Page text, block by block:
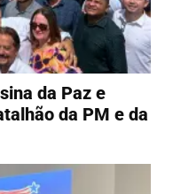
da Paz e
da PM e da